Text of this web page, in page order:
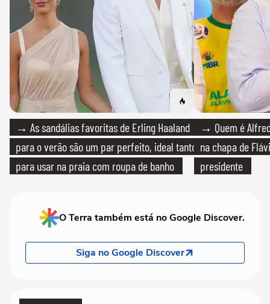
→ As sandálias favoritas de Erling Haaland
para o verão são um par perfeito, ideal tanto
para usar na praia com roupa de banho
→ Quem é
na chapa de
presidente
O Terra também está no Google Discover.
Siga no Google Discover